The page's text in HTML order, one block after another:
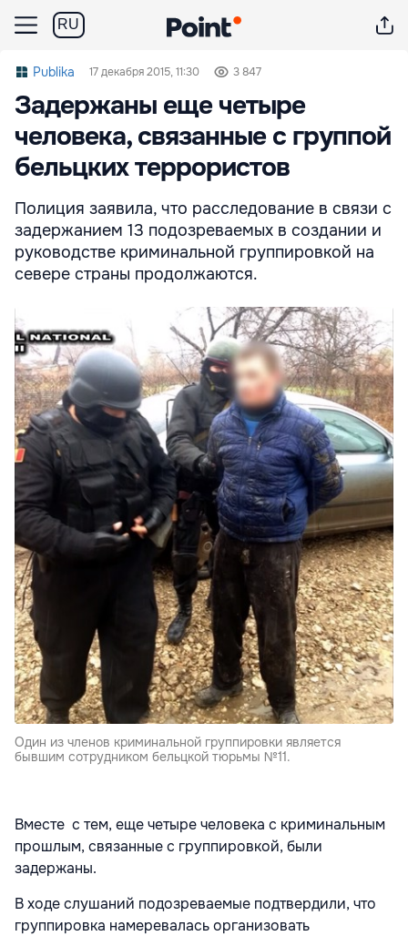
RU
Publika 17 декабря 2015, 11:30 3 847
Задержаны еще четыре
человека, связанные с группой
бельцких террористов
Полиция заявила, что расследование в связи с
задержанием 13 подозреваемых в создании и
руководстве криминальной группировкой на
севере страны продолжаются.
Один из членов криминальной группировки является
бывшим сотрудником бельцкой тюрьмы №11.
Вместе с тем, еще четыре человека с криминальным
прошлым, связанные с группировкой, были
задержаны.
В ходе слушаний подозреваемые подтвердили, что
группировка намеревалась организовать